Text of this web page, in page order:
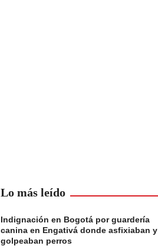
Lo más leído
Indignación en Bogotá por guardería
canina en Engativá donde asfixiaban y
golpeaban perros